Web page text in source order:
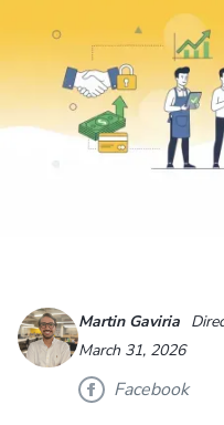
Martin Gaviria
March 31, 2026
Facebook